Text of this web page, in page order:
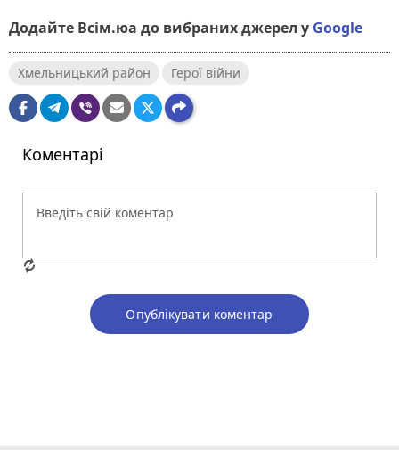
Додайте Всім.юа до вибраних джерел у Google
Хмельницький район Герої війни
Коментарі
Опублікувати коментар